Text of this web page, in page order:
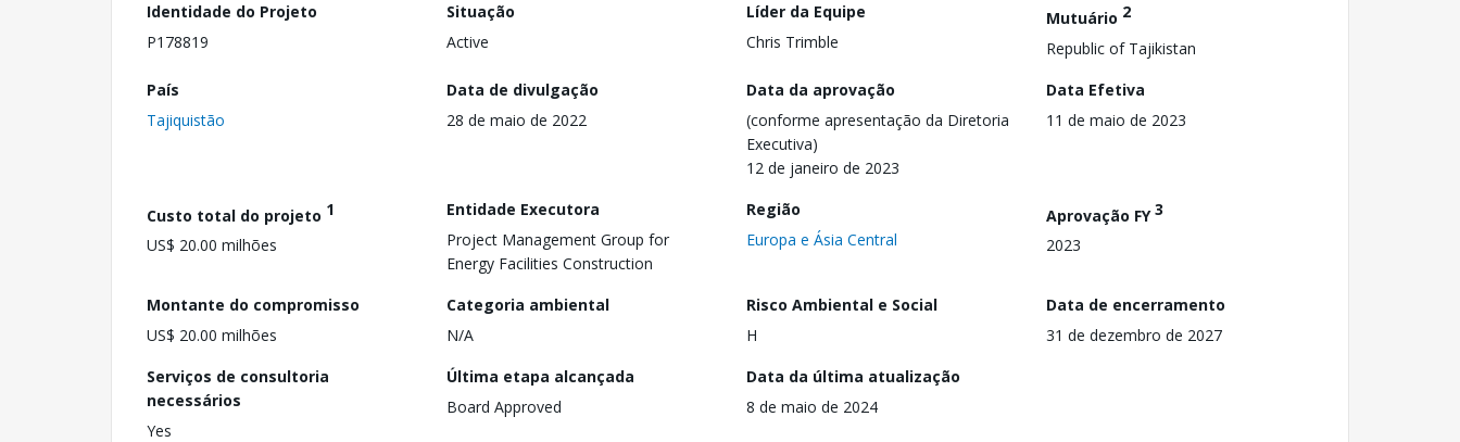
Identidade do Projeto
P178819
Situação
Active
Líder da Equipe
Chris Trimble
Mutuário 2
Republic of Tajikistan
País
Tajiquistão
Data de divulgação
28 de maio de 2022
Data da aprovação
(conforme apresentação da Diretoria
Executiva)
12 de janeiro de 2023
Data Efetiva
11 de maio de 2023
Custo total do projeto 1
US$ 20.00 milhões
Entidade Executora
Project Management Group for
Energy Facilities Construction
Região
Europa e Ásia Central
Aprovação FY3
2023
Montante do compromisso
US$ 20.00 milhões
Categoria ambiental
N/A
Risco Ambiental e Social
H
Data de encerramento
31 de dezembro de 2027
Serviços de consultoria
necessários
Yes
Última etapa alcançada
Board Approved
Data da última atualização
8 de maio de 2024